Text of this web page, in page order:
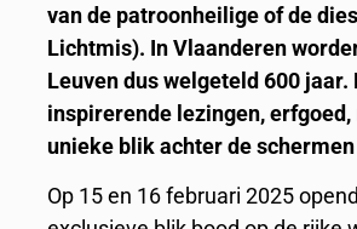
van de patroonheilige of de
Lichtmis). In Vlaanderen
Leuven dus welgeteld 600
inspirerende lezingen,
unieke blik achter de
Op 15 en 16 februari 2025